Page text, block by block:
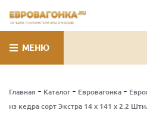
ЛУЧШИЕ ПИЛОМАТЕРИАЛЫ В МОСКВЕ
МЕНЮ
Главная - Каталог - Евровагонка -
из кедра сорт Экстра 14 x 141 x 2.2